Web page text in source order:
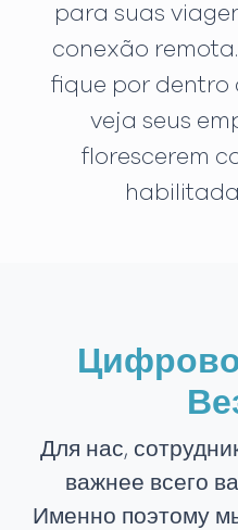
para suas
conexão
fique por dentro
veja seus
florescerem
Для нас,
важнее всего
Именно поэтому